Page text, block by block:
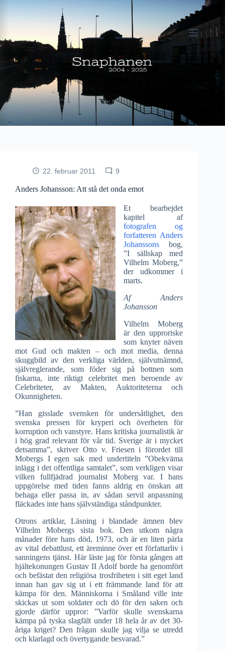
22. februar 2011 9
Anders Johansson: Att stå det onda emot
Et bearbejdet
kapitel af
fotografen og
forfatteren Anders
Johanssons bog,
”I sällskap med
Vilhelm Moberg,”
der udkommer i
marts.
Af Anders
Johansson
Vilhelm Moberg
är den upproriske
som knyter näven
mot Gud och makten – och mot media, denna
skuggbild av den verkliga världen, självutnämnd,
självreglerande, som föder sig på bottnen som
fiskarna, inte riktigt celebritet men beroende av
Celebriteter, av Makten, Auktoriteterna och
Okunnigheten.
”Han gisslade svensken för undersåtlighet, den
svenska pressen för kryperi och överheten för
korruption och vanstyre. Hans kritiska journalistik är
i hög grad relevant för vår tid. Sverige är i mycket
detsamma”, skriver Otto v. Friesen i förordet till
Mobergs I egen sak med undertiteln ”Obekväma
inlägg i det offentliga samtalet”, som verkligen visar
vilken fullfjädrad journalist Moberg var. I hans
uppgörelse med tiden fanns aldrig en önskan att
behaga eller passa in, av sådan servil anpassning
fläckades inte hans självständiga ståndpunkter.
Otrons artiklar, Läsning i blandade ämnen blev
Vilhelm Mobergs sista bok. Den utkom några
månader före hans död, 1973, och är en liten pärla
av vital debattlust, ett äreminne över ett författarliv i
sanningens tjänst. Här läste jag för första gången att
hjältekonungen Gustav II Adolf borde ha genomfört
och befästat den religiösa trosfriheten i sitt eget land
innan han gav sig ut i ett främmande land för att
kämpa för den. Människorna i Småland ville inte
skickas ut som soldater och dö för den saken och
gjorde därför uppror: ”Varför skulle svenskarna
kämpa på tyska slagfält under 18 hela år av det 30-
åriga kriget? Den frågan skulle jag vilja se utredd
och klarlagd och övertygande besvarad.”